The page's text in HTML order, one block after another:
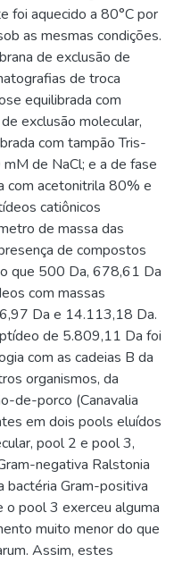
foi aquecido a 80°C por
as mesmas condições.
de exclusão de
de troca
equilibrada com
exclusão molecular,
com tampão Tris-
de NaCl; e a de fase
com acetonitrila 80% e
catiônicos
de massa das
de compostos
que 500 Da, 678,61 Da
com massas
Da e 14.113,18 Da.
de 5.809,11 Da foi
com as cadeias B da
organismos, da
de-porco (Canavalia
em dois pools eluídos
pool 2 e pool 3,
negativa Ralstonia
bactéria Gram-positiva
o pool 3 exerceu alguma
muito menor do que
Assim, estes